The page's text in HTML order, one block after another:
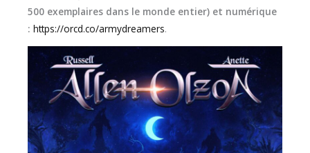
500 exemplaires dans le monde entier) et numérique
: https://orcd.co/armydreamers.